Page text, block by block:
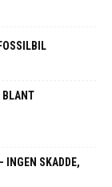
BLANT
INGEN SKADDE,